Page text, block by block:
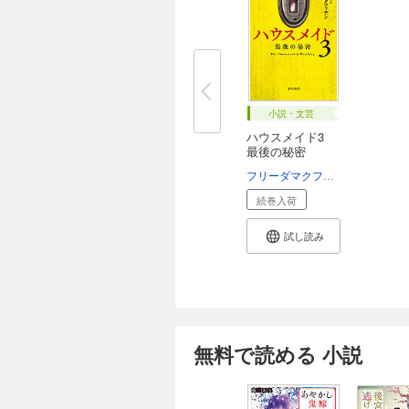
小説・文芸
ハウスメイド3
最後の秘密
続巻入荷
試し読み
無料で読める 小説